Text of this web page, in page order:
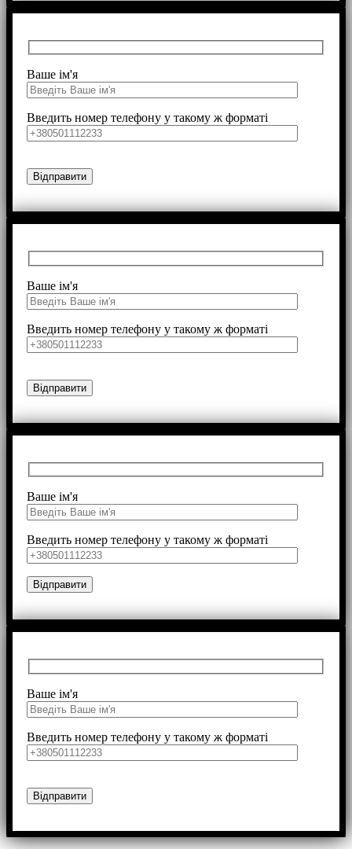
Ваше ім'я
Введить номер телефону у такому ж форматі
Ваше ім'я
Введить номер телефону у такому ж форматі
Ваше ім'я
Введить номер телефону у такому ж форматі
Ваше ім'я
Введить номер телефону у такому ж форматі